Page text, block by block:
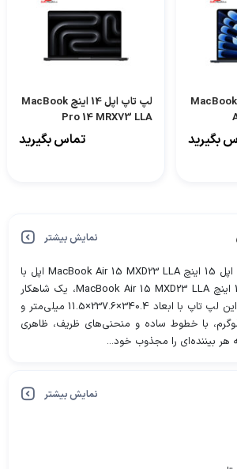
لپ تاپ اپل 15 اینچ MacBook
بگیرید
لپ تاپ اپل 14 اینچ MacBook
Pro 14 MRX73 LLA
تماس بگیرید
نمایش بیشتر
طراحی ظاهری لپ تاپ اپل 15 اینچ MacBook Air 15 MXD23 LLA اپل با
طراحی لپ تاپ اپل 15 اینچ MacBook Air 15 MXD23 LLA، یک شاهکار
هنری خلق کرده است. این لپ ‌تاپ با ابعاد 340.4×237.6×11.5 میلی‌متر و
در حدود 1.5 کیلوگرم، با خطوط ساده و منحنی‌های ظریف، ظاهری
هر بیننده‌ای را مجذوب خود...
نمایش بیشتر